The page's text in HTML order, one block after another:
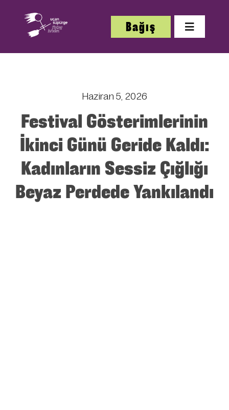
content
Toggle
Bağış
Haziran 5, 2026
Festival Gösterimlerinin
İkinci Günü Geride Kaldı:
Kadınların Sessiz Çığlığı
Beyaz Perdede Yankılandı